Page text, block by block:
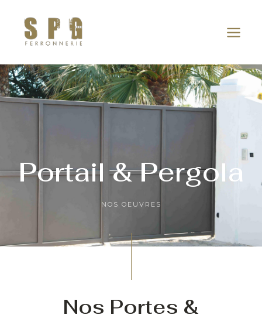
contenu
Portail & Pergola
NOS OEUVRES
Nos Portes &